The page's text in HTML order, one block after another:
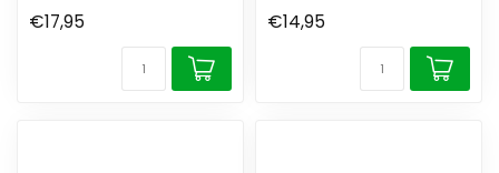
€17,95
€14,95